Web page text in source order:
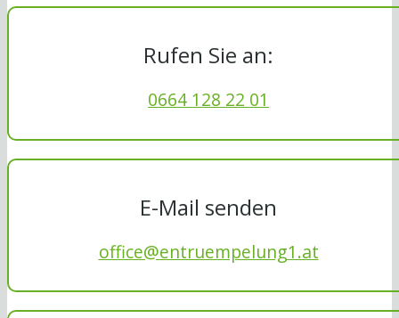
Rufen Sie an:
0664 128 22 01
E-Mail senden
office@entruempelung1.at